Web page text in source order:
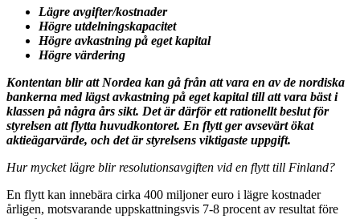
Lägre avgifter/kostnader
Högre utdelningskapacitet
Högre avkastning på eget kapital
Högre värdering
Kontentan blir att Nordea kan gå från att vara en av de nordiska
bankerna med lägst avkastning på eget kapital till att vara bäst i
klassen på några års sikt. Det är därför ett rationellt beslut för
styrelsen att flytta huvudkontoret. En flytt ger avsevärt ökat
aktieägarvärde, och det är styrelsens viktigaste uppgift.
Hur mycket lägre blir resolutionsavgiften vid en flytt till Finland?
En flytt kan innebära cirka 400 miljoner euro i lägre kostnader
årligen, motsvarande uppskattningsvis 7-8 procent av resultat före